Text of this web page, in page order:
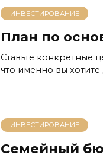
ИНВЕСТИРОВАНИЕ
План по
Ставьте конкретные
что именно вы
ИНВЕСТИРОВАНИЕ
Семейный